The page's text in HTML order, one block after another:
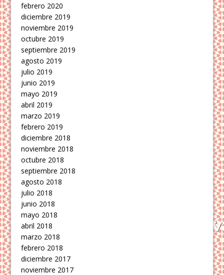
febrero 2020
diciembre 2019
noviembre 2019
octubre 2019
septiembre 2019
agosto 2019
julio 2019
junio 2019
mayo 2019
abril 2019
marzo 2019
febrero 2019
diciembre 2018
noviembre 2018
octubre 2018
septiembre 2018
agosto 2018
julio 2018
junio 2018
mayo 2018
abril 2018
marzo 2018
febrero 2018
diciembre 2017
noviembre 2017